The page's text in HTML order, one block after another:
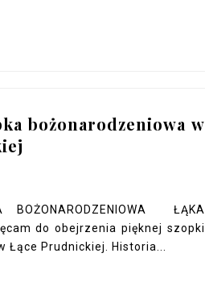
bożonarodzeniowa w
BOŻONARODZENIOWA ŁĄKA
do obejrzenia pięknej szopki
Łące Prudnickiej. Historia...